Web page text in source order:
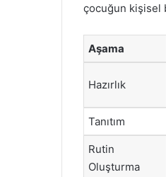
çocuğun kişisel
Aşama
Hazırlık
Tanıtım
Rutin
Oluşturma